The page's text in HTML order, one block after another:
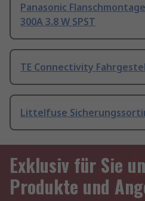
Panasonic
300A 3.8 W SPST
TE Connectivity
Littelfuse
Exklusiv für Sie
Produkte und